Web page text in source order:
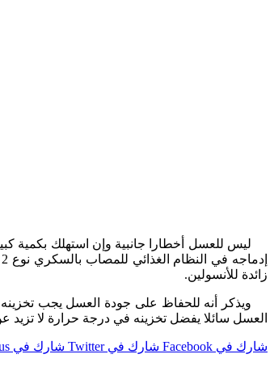
زائدة للأنسولين.
العسل سائلا يفضل تخزينه في درجة حرارة لا تزيد عن درجة11، ويستحسن استهلاكه في مدة
شارك في Facebook شارك في Twitter شارك في Google Plus